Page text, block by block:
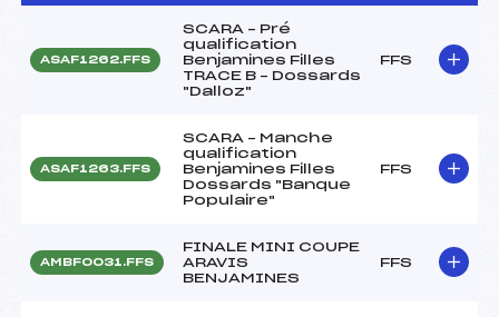
ASAF1262.FFS
SCARA – Pré
qualification
Benjamines Filles
TRACE B – Dossards
"Dalloz"
FFS
ASAF1263.FFS
SCARA – Manche
qualification
Benjamines Filles
Dossards "Banque
Populaire"
FFS
AMBF0031.FFS
FINALE MINI COUPE
ARAVIS
BENJAMINES
FFS